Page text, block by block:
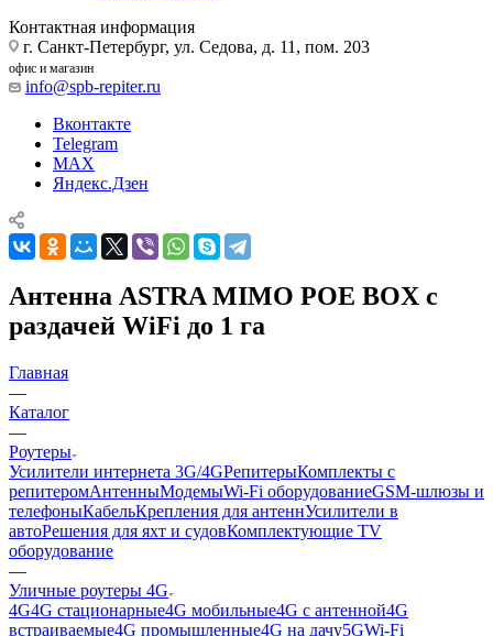
Контактная информация
г. Санкт-Петербург, ул. Седова, д. 11, пом. 203
офис и магазин
info@spb-repiter.ru
Вконтакте
Telegram
MAX
Яндекс.Дзен
Антенна ASTRA MIMO POE BOX с
раздачей WiFi до 1 га
Главная
—
Каталог
—
Роутеры
Усилители интернета 3G/4GРепитерыКомплекты с
репитеромАнтенныМодемыWi-Fi оборудованиеGSM-шлюзы и
телефоныКабельКрепления для антеннУсилители в
автоРешения для яхт и судовКомплектующие TV
оборудование
—
Уличные роутеры 4G
4G4G стационарные4G мобильные4G с антенной4G
встраиваемые4G промышленные4G на дачу5GWi-Fi